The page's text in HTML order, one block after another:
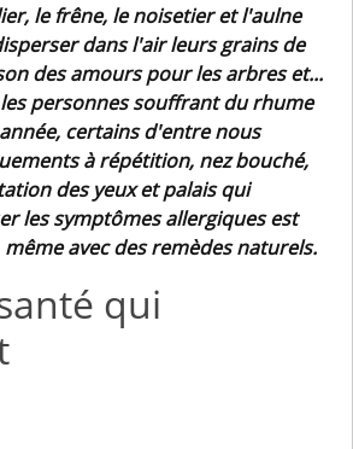
le frêne, le noisetier et l'aulne
dans l'air leurs grains de
des amours pour les arbres et...
personnes souffrant du rhume
certains d'entre nous
à répétition, nez bouché,
des yeux et palais qui
les symptômes allergiques est
avec des remèdes naturels.
qui